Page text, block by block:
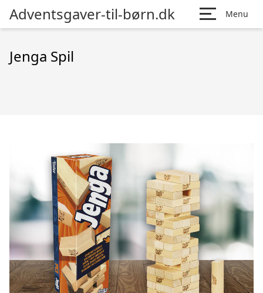
Adventsgaver-til-børn.dk Menu
Jenga Spil